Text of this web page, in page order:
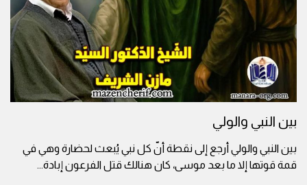
بين النبي والولي
بين النبي والولي أرجع إلى نقطة أنّ كل نبي يُبعث لحضارة وهي في
قمة قوتها إلا ما بعد موسى، كان هنالك قتل الفرعون إبادة...